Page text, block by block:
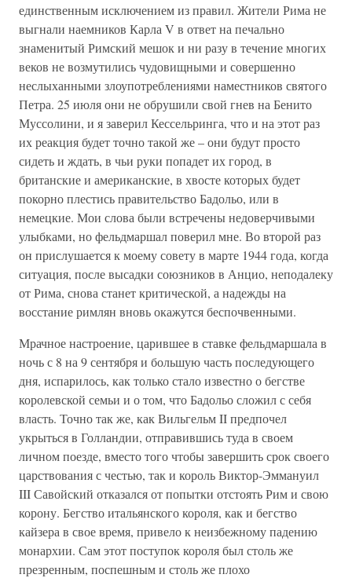
единственным исключением из правил. Жители Рима не
выгнали наемников Карла V в ответ на печально
знаменитый Римский мешок и ни разу в течение многих
веков не возмутились чудовищными и совершенно
неслыханными злоупотреблениями наместников святого
Петра. 25 июля они не обрушили свой гнев на Бенито
Муссолини, и я заверил Кессельринга, что и на этот раз
их реакция будет точно такой же – они будут просто
сидеть и ждать, в чьи руки попадет их город, в
британские и американские, в хвосте которых будет
покорно плестись правительство Бадольо, или в
немецкие. Мои слова были встречены недоверчивыми
улыбками, но фельдмаршал поверил мне. Во второй раз
он прислушается к моему совету в марте 1944 года, когда
ситуация, после высадки союзников в Анцио, неподалеку
от Рима, снова станет критической, а надежды на
восстание римлян вновь окажутся беспочвенными.
Мрачное настроение, царившее в ставке фельдмаршала в
ночь с 8 на 9 сентября и большую часть последующего
дня, испарилось, как только стало известно о бегстве
королевской семьи и о том, что Бадольо сложил с себя
власть. Точно так же, как Вильгельм II предпочел
укрыться в Голландии, отправившись туда в своем
личном поезде, вместо того чтобы завершить срок своего
царствования с честью, так и король Виктор-Эммануил
III Савойский отказался от попытки отстоять Рим и свою
корону. Бегство итальянского короля, как и бегство
кайзера в свое время, привело к неизбежному падению
монархии. Сам этот поступок короля был столь же
презренным, поспешным и столь же плохо